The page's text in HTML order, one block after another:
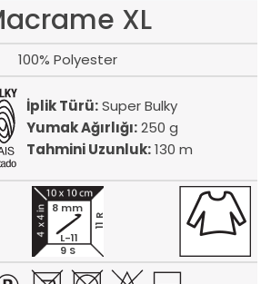
XL
100% Polyester
İplik Türü:Super Bulky
Yumak Ağırlığı:250 g
Tahmini Uzunluk:130 m
9 S
11 R
8 mm
L-11